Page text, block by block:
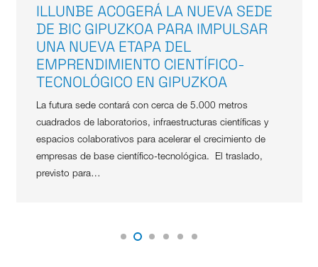
ILLUNBE ACOGERÁ LA NUEVA SEDE
DE BIC GIPUZKOA PARA IMPULSAR
UNA NUEVA ETAPA DEL
EMPRENDIMIENTO CIENTÍFICO-
TECNOLÓGICO EN GIPUZKOA
La futura sede contará con cerca de 5.000 metros
cuadrados de laboratorios, infraestructuras científicas y
espacios colaborativos para acelerar el crecimiento de
empresas de base científico-tecnológica. El traslado,
previsto para…